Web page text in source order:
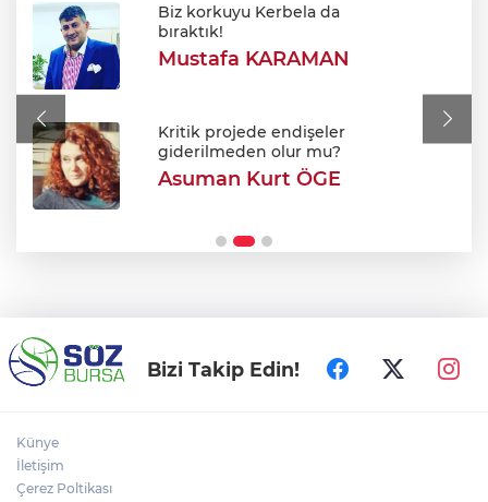
Haftaya yağmurla başlıyoruz: Bursa'da
sıcaklıklar düşecek mi?
Cezaevindeki Ömer Günel'den şok iddia:
Biz korkuyu Kerbela da
bıraktık!
Mustafa KARAMAN
Kritik projede endişeler
giderilmeden olur mu?
Asuman Kurt ÖGE
Bizi Takip Edin!
Künye
İletişim
Çerez Poltikası